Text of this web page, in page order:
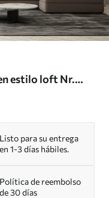
estilo loft Nr.
Listo para su entrega
en 1-3 días hábiles.
Política de reembolso
de 30 días